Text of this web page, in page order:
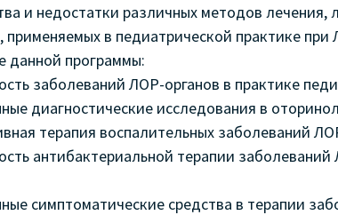
и недостатки различных методов лечения,
применяемых в педиатрической практике
данной программы:
заболеваний ЛОР-органов в практике
диагностические исследования в
терапия воспалительных заболеваний
антибактериальной терапии
симптоматические средства в терапии